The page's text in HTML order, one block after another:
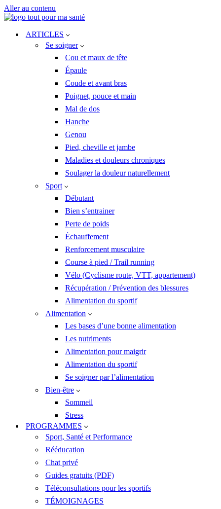
Aller au contenu
ARTICLES
Se soigner
Cou et maux de tête
Épaule
Coude et avant bras
Poignet, pouce et main
Mal de dos
Hanche
Genou
Pied, cheville et jambe
Maladies et douleurs chroniques
Soulager la douleur naturellement
Sport
Débutant
Bien s’entrainer
Perte de poids
Échauffement
Renforcement musculaire
Course à pied / Trail running
Vélo (Cyclisme route, VTT, appartement)
Récupération / Prévention des blessures
Alimentation du sportif
Alimentation
Les bases d’une bonne alimentation
Les nutriments
Alimentation pour maigrir
Alimentation du sportif
Se soigner par l’alimentation
Bien-être
Sommeil
Stress
PROGRAMMES
Sport, Santé et Performance
Rééducation
Chat privé
Guides gratuits (PDF)
Téléconsultations pour les sportifs
TÉMOIGNAGES